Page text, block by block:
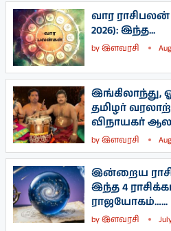
வார
2026): இந்த...
byஇளவரசி
இங்கிலாந்து,
தமிழர்
விநாயகர்
byஇளவரசி
இன்றைய
இந்த 4
ராஜயோகம்…...
byஇளவரசி